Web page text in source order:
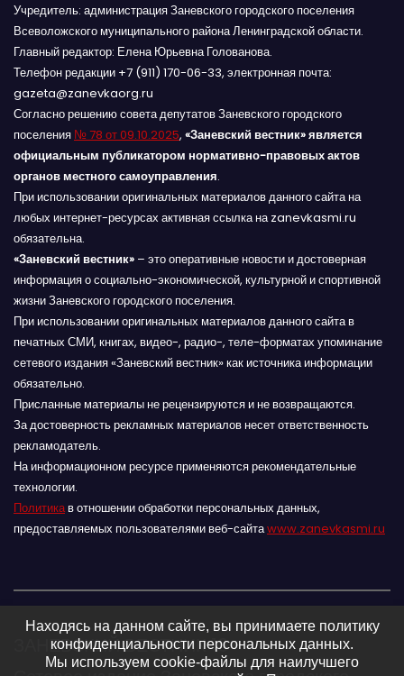
Учредитель: администрация Заневского городского поселения
Всеволожского муниципального района Ленинградской области.
Главный редактор: Елена Юрьевна Голованова.
Телефон редакции +7 (911) 170-06-33, электронная почта:
gazeta@zanevkaorg.ru
Согласно решению совета депутатов Заневского городского
поселения № 78 от 09.10.2025, «Заневский вестник» является
официальным публикатором нормативно-правовых актов
органов местного самоуправления.
При использовании оригинальных материалов данного сайта на
любых интернет-ресурсах активная ссылка на zanevkasmi.ru
обязательна.
«Заневский вестник» – это оперативные новости и достоверная
информация о социально-экономической, культурной и спортивной
жизни Заневского городского поселения.
При использовании оригинальных материалов данного сайта в
печатных СМИ, книгах, видео-, радио-, теле-форматах упоминание
сетевого издания «Заневский вестник» как источника информации
обязательно.
Присланные материалы не рецензируются и не возвращаются.
За достоверность рекламных материалов несет ответственность
рекламодатель.
На информационном ресурсе применяются рекомендательные
технологии.
Политикав отношении обработки персональных данных,
предоставляемых пользователями веб-сайтаwww.zanevkasmi.ru
ЗАНЕВСКИЙ ВЕСТНИК 16+
Находясь на данном сайте, вы принимаете политику
конфиденциальности персональных данных.
Мы используем cookie-файлы для наилучшего